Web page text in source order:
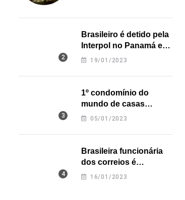
Estudantes brasileiros conquistam ouro em
Brasileiro é detido pela
Interpol no Panamá e
pode pegar prisão
19/01/2023
1º condomínio do
mundo de casas
impressas em 3D é
05/01/2023
Brasileira funcionária
dos correios é
assassinada a facadas
16/01/2023